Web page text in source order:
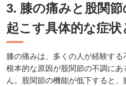
3. 膝の痛みと股関
起こす具体的な症状
膝の痛みは、多くの人が経験す
根本的な原因が股関節の不調に
ん。股関節の機能が低下すると